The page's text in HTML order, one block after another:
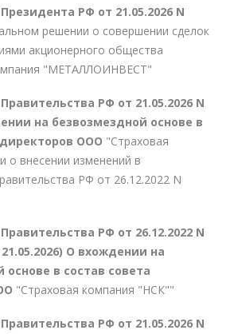
РФ от 21.05.2026 N
решении о совершении сделок
акционерного общества
"МЕТАЛЛОИНВЕСТ"
РФ от 21.05.2026 N
на безвозмездной основе в
ООО "Страховая
о внесении изменений в
РФ от 26.12.2022 N
РФ от 26.12.2022 N
О вхождении на
основе в состав совета
"Страховая компания "НСК""
РФ от 21.05.2026 N